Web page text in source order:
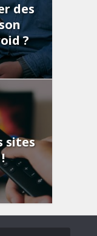
des
?
sites